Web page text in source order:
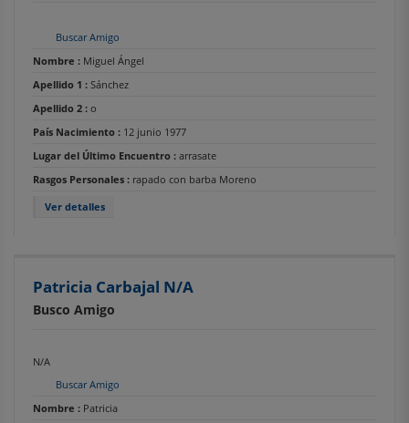
Buscar Amigo
Nombre : Miguel Ángel
Apellido 1 : Sánchez
Apellido 2 : o
País Nacimiento : 12 junio 1977
Lugar del Último Encuentro : arrasate
Rasgos Personales : rapado con barba Moreno
Ver detalles
Patricia Carbajal N/A
Busco Amigo
N/A
Buscar Amigo
Nombre : Patricia